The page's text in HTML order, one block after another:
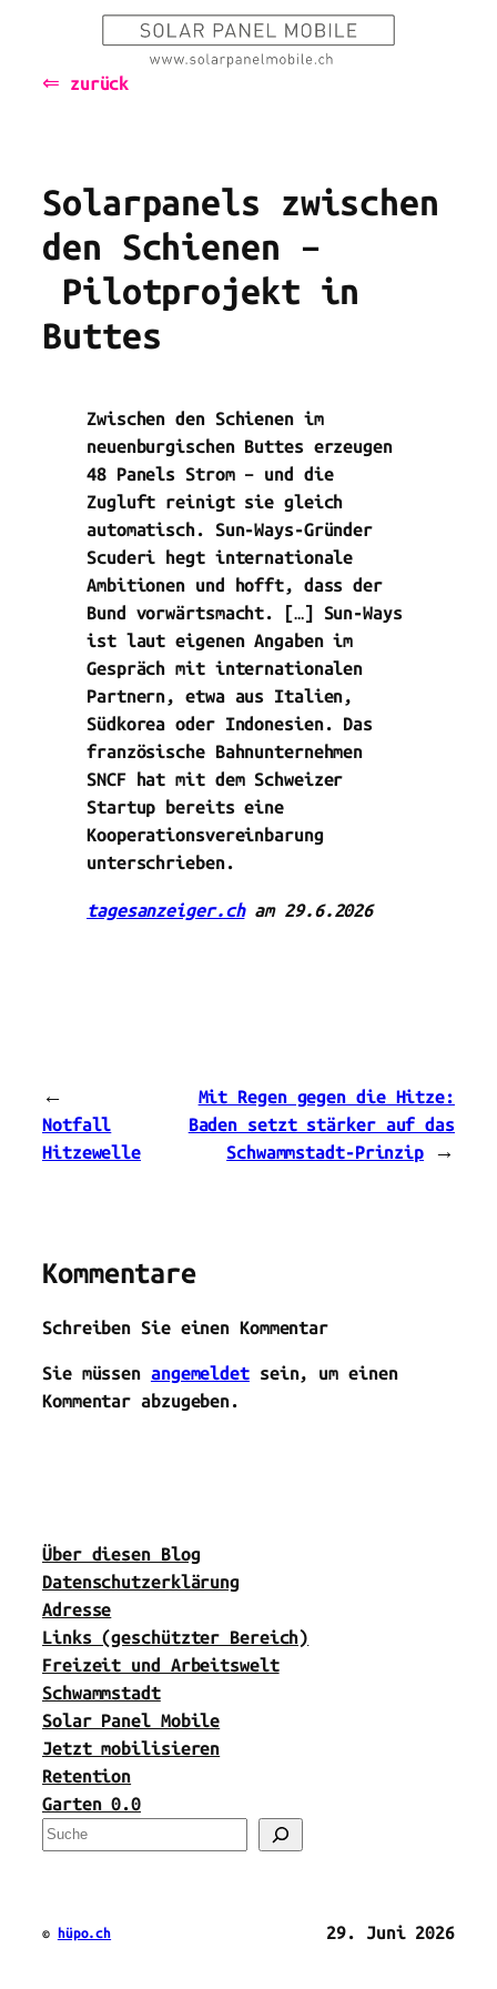
Inhalt⇐ zurück
Solarpanels zwischen
den Schienen –
Pilotprojekt in
Buttes
Zwischen den Schienen im
neuenburgischen Buttes erzeugen
48 Panels Strom – und die
Zugluft reinigt sie gleich
automatisch. Sun-Ways-Gründer
Scuderi hegt internationale
Ambitionen und hofft, dass der
Bund vorwärtsmacht. […] Sun-Ways
ist laut eigenen Angaben im
Gespräch mit internationalen
Partnern, etwa aus Italien,
Südkorea oder Indonesien. Das
französische Bahnunternehmen
SNCF hat mit dem Schweizer
Startup bereits eine
Kooperationsvereinbarung
unterschrieben.
tagesanzeiger.cham 29.6.2026
←
Notfall
Hitzewelle
Mit Regen gegen die Hitze:
Baden setzt stärker auf das
Schwammstadt-Prinzip
→
Kommentare
Schreiben Sie einen Kommentar
Sie müssen angemeldetsein, um einen
Kommentar abzugeben.
Über diesen Blog
Datenschutzerklärung
Adresse
Links (geschützter Bereich)
Freizeit und Arbeitswelt
Schwammstadt
Solar Panel Mobile
Jetzt mobilisieren
Retention
Garten 0.0
S
u
e
© hüpo.ch 29. Juni 2026